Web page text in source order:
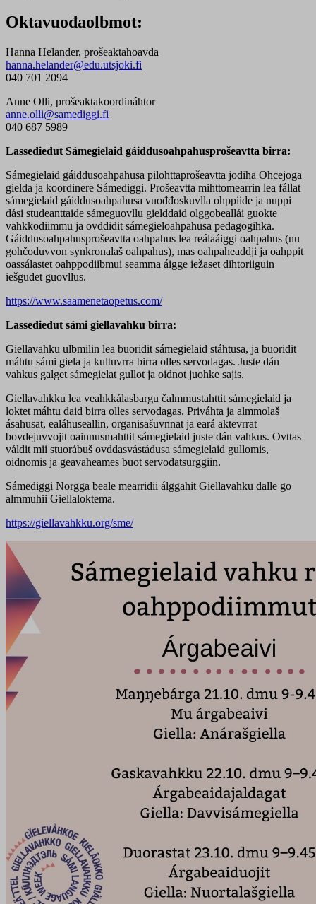
Oktavuođaolbmot:
Hanna Helander, prošeaktahoavda
hanna.helander@edu.utsjoki.fi
040 701 2094
Anne Olli, prošeaktakoordináhtor
anne.olli@samediggi.fi
040 687 5989
Lassedieđut Sámegielaid gáiddusoahpahusprošeavtta birra:
Sámegielaid gáiddusoahpahusa pilohttaprošeavtta jođiha Ohcejoga
gielda ja koordinere Sámediggi. Prošeavtta mihttomearrin lea fállat
sámegielaid gáiddusoahpahusa vuođđoskuvlla ohppiide ja nuppi
dási studeanttaide sámeguovllu gielddaid olggobeallái guokte
vahkkodiimmu ja ovddidit sámegieloahpahusa pedagogihka.
Gáiddusoahpahusprošeavtta oahpahus lea reálaáiggi oahpahus (nu
gohčoduvvon synkronalaš oahpahus), mas oahpaheaddji ja oahppit
oassálastet oahppodiibmui seamma áigge iežaset dihtoriiguin
iešguđet guovllus.
https://www.saamenetaopetus.com/
Lassedieđut sámi giellavahku birra:
Giellavahku ulbmilin lea buoridit sámegielaid stáhtusa, ja buoridit
máhtu sámi giela ja kultuvrra birra olles servodagas. Juste dán
vahkus galget sámegielat gullot ja oidnot juohke sajis.
Giellavahkku lea veahkkálasbargu čalmmustahttit sámegielaid ja
loktet máhtu daid birra olles servodagas. Priváhta ja almmolaš
ásahusat, ealáhuseallin, organisašuvnnat ja eará aktevrrat
bovdejuvvojit oainnusmahttit sámegielaid juste dán vahkus. Ovttas
váldit mii stuorábuš ovddasvástádusa sámegielaid gullomis,
oidnomis ja geavaheames buot servodatsurggiin.
Sámediggi Norgga beale mearridii álggahit Giellavahku dalle go
almmuhii Giellaloktema.
https://giellavahkku.org/sme/